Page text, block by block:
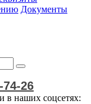
Документы
74-26
в наших соцсетях: